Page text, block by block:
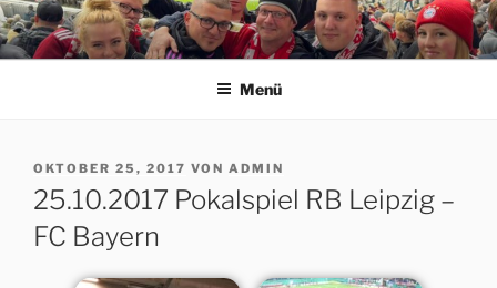
Zum
Inhalt
springenERFORDIA BAVARIA E.V.
Herzlich Willkommen auf der Homepage des Erfurter FC Bayern
Menü
VERÖFFENTLICHT
AM
OKTOBER 25, 2017 VON ADMIN
25.10.2017 Pokalspiel RB Leipzig –
FC Bayern